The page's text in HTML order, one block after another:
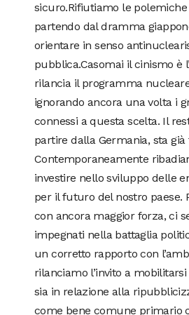
sicuro.Rifiutiamo le
partendo dal dramma
orientare in senso
pubblica.Casomai il cinismo è
rilancia il programma
ignorando ancora una volta i
connessi a questa scelta. Il
partire dalla Germania, sta
Contemporaneamente
investire nello sviluppo delle
per il futuro del nostro paese.
con ancora maggior forza, ci
impegnati nella battaglia
un corretto rapporto con
rilanciamo l’invito a
sia in relazione alla
come bene comune primario